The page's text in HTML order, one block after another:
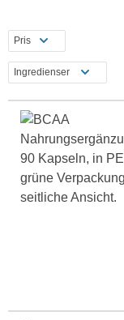
Pris
Ingredienser